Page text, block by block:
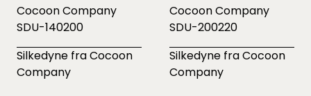
Cocoon Company
SDU-140200
Silkedyne fra Cocoon
Company
Cocoon Company
SDU-200220
Silkedyne fra Cocoon
Company